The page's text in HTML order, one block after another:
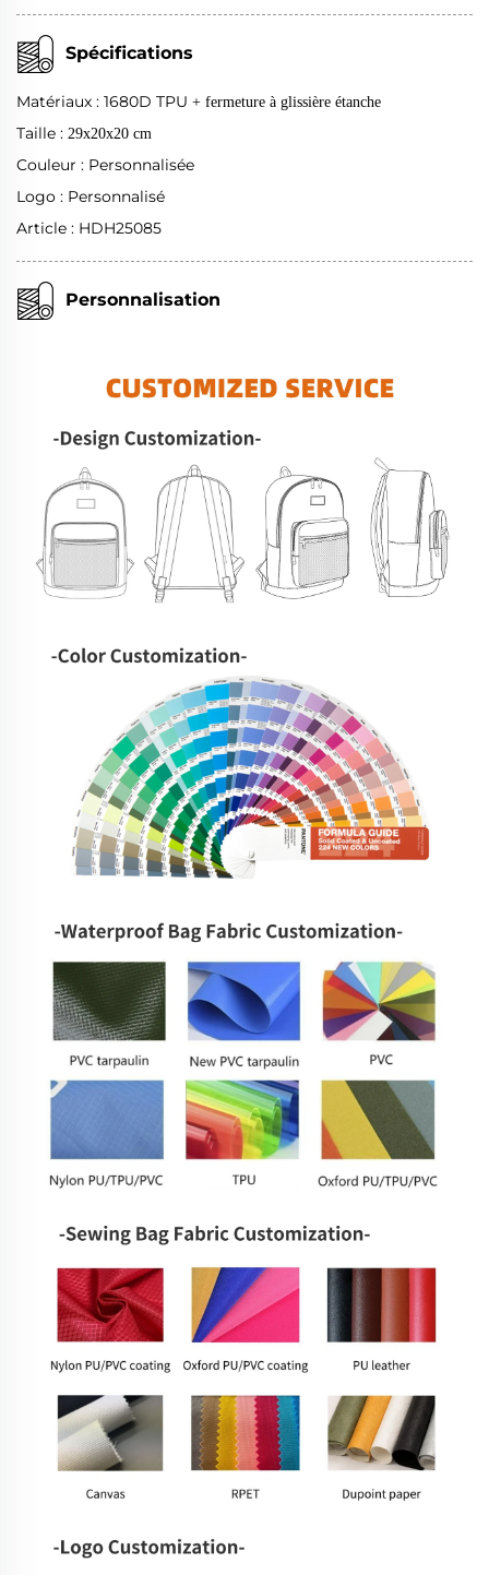
Spécifications
Matériaux : 1680D TPU + fermeture à glissière étanche
Taille : 29x20x20 cm
Couleur : Personnalisée
Logo : Personnalisé
Article : HDH25085
Personnalisation